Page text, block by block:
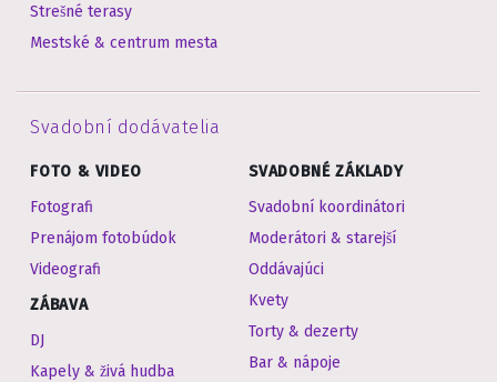
Strešné terasy
Mestské & centrum mesta
Svadobní dodávatelia
FOTO & VIDEO
Fotografi
Prenájom fotobúdok
Videografi
ZÁBAVA
DJ
Kapely & živá hudba
SVADOBNÉ ZÁKLADY
Svadobní koordinátori
Moderátori & starejší
Oddávajúci
Kvety
Torty & dezerty
Bar & nápoje